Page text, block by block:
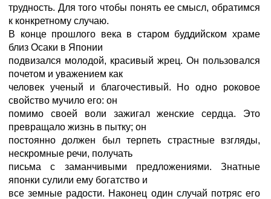
трудность. Для того чтобы понять ее смысл, обратимся
к конкретному случаю.
В конце прошлого века в старом буддийском храме
близ Осаки в Японии
подвизался молодой, красивый жрец. Он пользовался
почетом и уважением как
человек ученый и благочестивый. Но одно роковое
свойство мучило его: он
помимо своей воли зажигал женские сердца. Это
превращало жизнь в пытку; он
постоянно должен был терпеть страстные взгляды,
нескромные речи, получать
письма с заманчивыми предложениями. Знатные
японки сулили ему богатство и
все земные радости. Наконец один случай потряс его